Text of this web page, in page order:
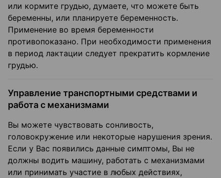
или кормите грудью, думаете, что можете быть
беременны, или планируете беременность.
Применение во время беременности
противопоказано. При необходимости применения
в период лактации следует прекратить кормление
грудью.
Управление транспортными средствами и
работа с механизмами
Вы можете чувствовать сонливость,
головокружение или некоторые нарушения зрения.
Если у Вас появились данные симптомы, Вы не
должны водить машину, работать с механизмами
или принимать участие в любых действиях,